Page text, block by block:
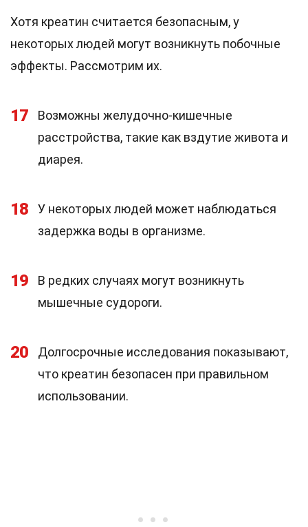
Хотя креатин считается безопасным, у
некоторых людей могут возникнуть побочные
эффекты. Рассмотрим их.
17
Возможны желудочно-кишечные
расстройства, такие как вздутие живота и
диарея.
18
У некоторых людей может наблюдаться
задержка воды в организме.
19
В редких случаях могут возникнуть
мышечные судороги.
20
Долгосрочные исследования показывают,
что креатин безопасен при правильном
использовании.